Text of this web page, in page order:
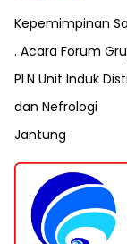
Kepemimpinan
. Acara Forum
PLN Unit Induk
dan Nefrologi
Jantung